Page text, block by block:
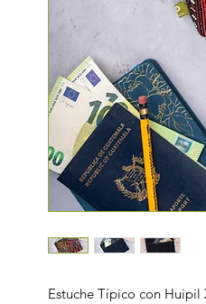
Estuche Típico con Huipil